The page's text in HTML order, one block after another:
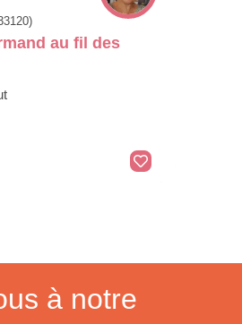
au fil des
à notre